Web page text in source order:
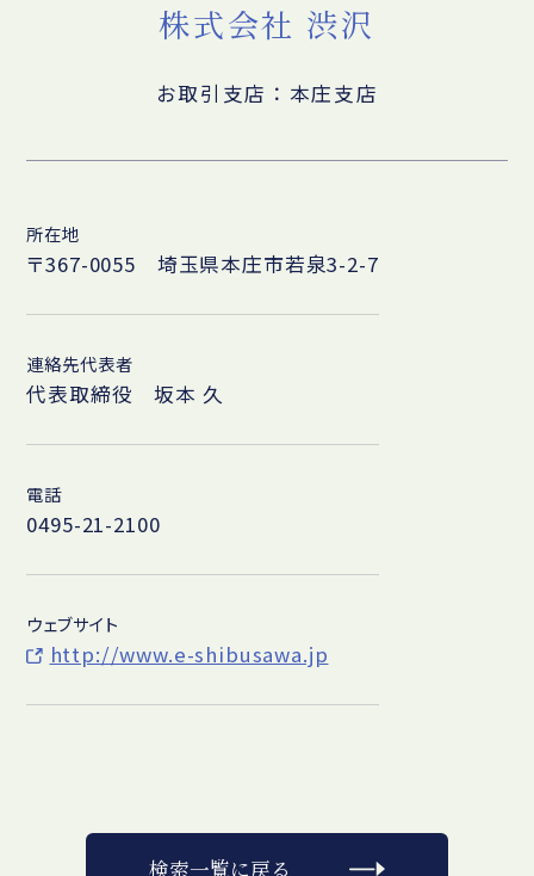
株式会社 渋沢
お取引支店：本庄支店
所在地
〒367-0055 埼玉県本庄市若泉3-2-7
連絡先代表者
代表取締役 坂本 久
電話
0495-21-2100
ウェブサイト
http://www.e-shibusawa.jp
検索一覧に戻る